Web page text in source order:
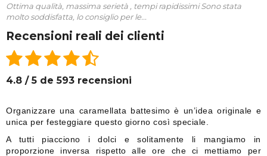
Ottima qualità, massima serietà , tempi rapidissimi Sono stata
molto soddisfatta, lo consiglio per le...
Recensioni reali dei clienti
4.8 / 5 de 593 recensioni
Organizzare una caramellata battesimo è un’idea originale e
unica per festeggiare questo giorno così speciale.
A tutti piacciono i dolci e solitamente li mangiamo in
proporzione inversa rispetto alle ore che ci mettiamo per